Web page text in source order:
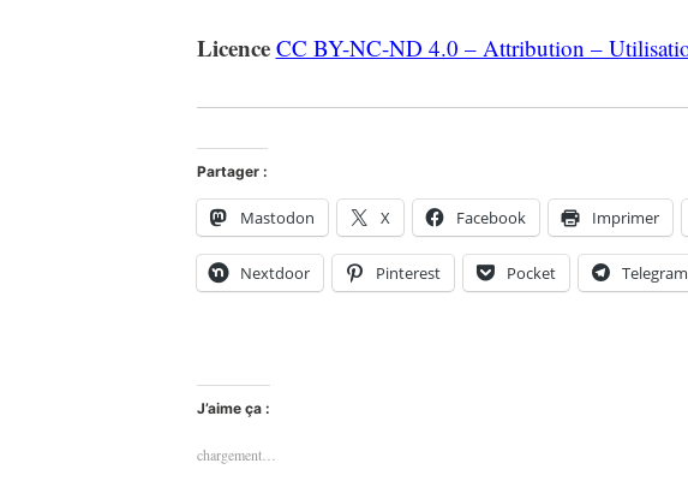
Licence CC BY-NC-ND 4.0 – Attribution –
Partager :
Mastodon X Facebook Imprimer
Nextdoor Pinterest Pocket Telegram
J’aime ça :
chargement…